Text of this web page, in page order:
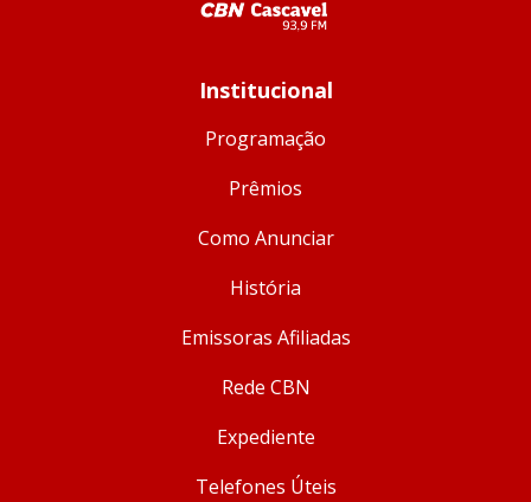
Institucional
Programação
Prêmios
Como Anunciar
História
Emissoras Afiliadas
Rede CBN
Expediente
Telefones Úteis